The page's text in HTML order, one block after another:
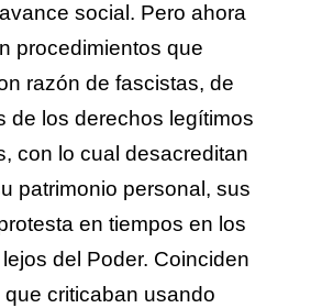
social. Pero ahora
procedimientos que
razón de fascistas, de
de los derechos legítimos
con lo cual desacreditan
patrimonio personal, sus
en tiempos en los
del Poder. Coinciden
criticaban usando